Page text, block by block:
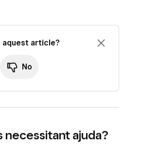
aquest article?
No
necessitant ajuda?